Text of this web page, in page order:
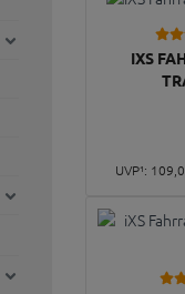
IXS
UVP¹: 109,